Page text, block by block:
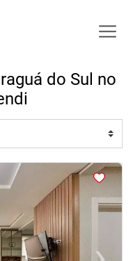
do Sul no